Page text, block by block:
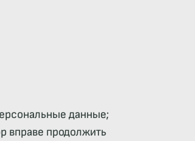
данные;
вправе продолжить